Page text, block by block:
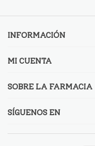
INFORMACIÓN
MI CUENTA
SOBRE LA FARMACIA
SÍGUENOS EN